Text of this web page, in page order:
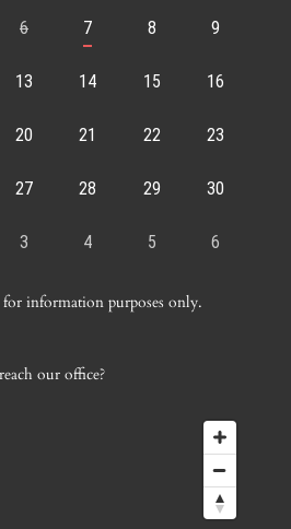
6 7 8 9
13 14 15 16
20 21 22 23
27 28 29 30
3 4 5 6
information purposes only.
our office?